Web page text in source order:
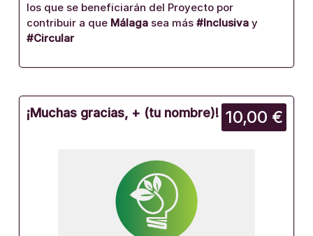
los que se beneficiarán del Proyecto por
contribuir a que Málaga sea más #Inclusiva y
#Circular
10,00 €
¡Muchas gracias, + (tu nombre)!